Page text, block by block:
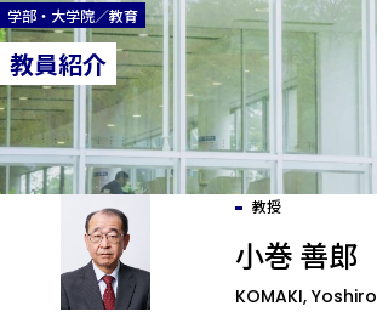
学部・大学院／教育
教員紹介
教授
小巻 善郎
KOMAKI, Yoshiro